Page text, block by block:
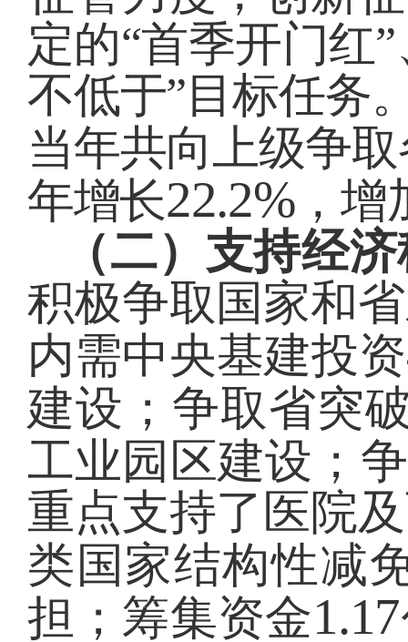
定的“首季开门红
不低于”目标任务
当年共向上级争
年增长22.2%，增
（二）支持经
积极争取国家和
内需中央基建投资
建设；争取省突
工业园区建设 ；
重点支持了医院
类国家结构性减
担；筹集资金1.17